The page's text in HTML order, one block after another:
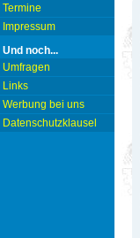
Termine
Impressum
Und noch...
Umfragen
Links
Werbung bei uns
Datenschutzklausel